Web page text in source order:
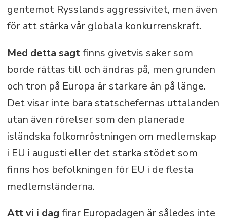
gentemot Rysslands aggressivitet, men även
för att stärka vår globala konkurrenskraft.
Med detta sagtfinns givetvis saker som
borde rättas till och ändras på, men grunden
och tron på Europa är starkare än på länge.
Det visar inte bara statschefernas uttalanden
utan även rörelser som den planerade
isländska folkomröstningen om medlemskap
i EU i augusti eller det starka stödet som
finns hos befolkningen för EU i de flesta
medlemsländerna.
Att vi i dag firar Europadagen är således inte